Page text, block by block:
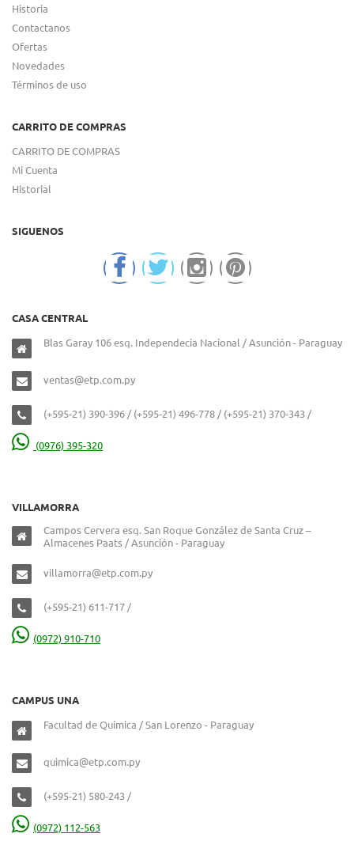
Historia
Contactanos
Ofertas
Novedades
Términos de uso
CARRITO DE COMPRAS
CARRITO DE COMPRAS
Mi Cuenta
Historial
SIGUENOS
CASA CENTRAL
Blas Garay 106 esq. Independecia Nacional / Asunción - Paraguay
ventas@etp.com.py
(+595-21) 390-396 / (+595-21) 496-778 / (+595-21) 370-343 /
(0976) 395-320
VILLAMORRA
Campos Cervera esq. San Roque González de Santa Cruz –
Almacenes Paats / Asunción - Paraguay
villamorra@etp.com.py
(+595-21) 611-717 /
(0972) 910-710
CAMPUS UNA
Facultad de Química / San Lorenzo - Paraguay
quimica@etp.com.py
(+595-21) 580-243 /
(0972) 112-563